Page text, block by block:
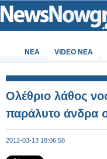
ΝΕΑ VIDEO NEA
Ολέθριο λάθος
παράλυτο άνδρα
2012-03-13 18:06:58